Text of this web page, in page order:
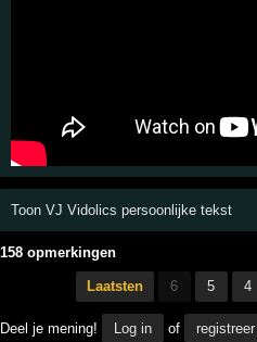
Toon VJ Vidolics persoonlijke tekst
158 opmerkingen
Laatsten 6 5 4
Deel je mening! Log in of registreer